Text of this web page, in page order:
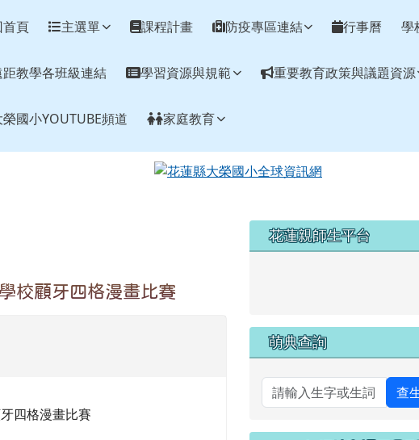
訊網
首頁 主選單 課程計畫 防疫專區連結 行事曆 學
距教學各班級連結 學習資源與規範 重要教育政策與議題資源
榮國小YOUTUBE頻道 家庭教育
校顧牙四格漫畫比賽
四格漫畫比賽
左邊區域內容
花蓮親師生平台
萌典查詢
查